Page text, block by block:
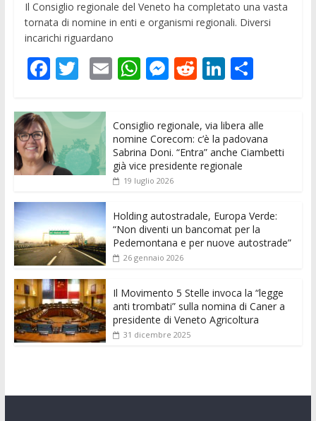
Il Consiglio regionale del Veneto ha completato una vasta
tornata di nomine in enti e organismi regionali. Diversi
incarichi riguardano
F
e
b
o
o
k
T
itt
er
E
l
W
at
s
A
p
M
e
n
g
R
di
t
Li
k
e
dI
C
n
di
vi
Consiglio regionale, via libera alle
nomine Corecom: c’è la padovana
Sabrina Doni. “Entra” anche Ciambetti
già vice presidente regionale
19 luglio 2026
Holding autostradale, Europa Verde:
“Non diventi un bancomat per la
Pedemontana e per nuove autostrade”
26 gennaio 2026
Il Movimento 5 Stelle invoca la “legge
anti trombati” sulla nomina di Caner a
presidente di Veneto Agricoltura
31 dicembre 2025